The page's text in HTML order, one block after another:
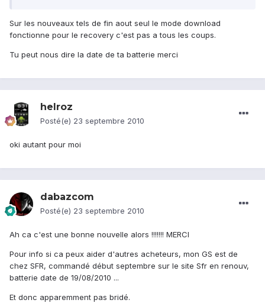
Sur les nouveaux tels de fin aout seul le mode download
fonctionne pour le recovery c'est pas a tous les coups.
Tu peut nous dire la date de ta batterie merci
helroz
Posté(e) 23 septembre 2010
oki autant pour moi
dabazcom
Posté(e) 23 septembre 2010
Ah ca c'est une bonne nouvelle alors !!!!!!! MERCI
Pour info si ca peux aider d'autres acheteurs, mon GS est de
chez SFR, commandé début septembre sur le site Sfr en renouv,
batterie date de 19/08/2010 ...
Et donc apparemment pas bridé.